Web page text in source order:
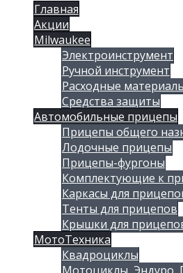
Главная
Акции
Milwaukee
Электроинструмент
Ручной инструмент
Расходные
Средства защиты
Автомобильные прицепы
Прицепы общего
Лодочные прицепы
Прицепы-фургоны
Комплектующие к
Каркасы для
Тенты для прицепов
Крышки для
МотоТехника
Квадроциклы